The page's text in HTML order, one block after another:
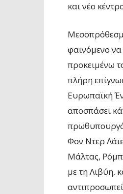
και νέο
φαινόμενο να
προκειμένω
πλήρη
Ευρωπαϊκή
αποσπάσει
Φον Ντερ
Μάλτας,
με τη Λιβύη,